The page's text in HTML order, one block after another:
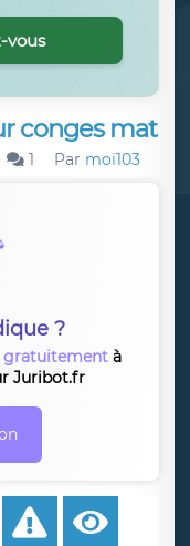
conges mat
1 Par moi103
?
gratuitement à
Juribot.fr
vous